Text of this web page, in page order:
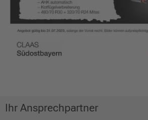
Ihr Ansprechpartner